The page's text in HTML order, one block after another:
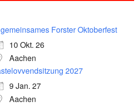
Forster Oktoberfest
10 Okt. 26
Aachen
2027
9 Jan. 27
Aachen